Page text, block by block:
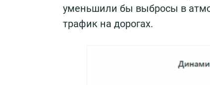
уменьшили бы выбросы в
трафик на дорогах.